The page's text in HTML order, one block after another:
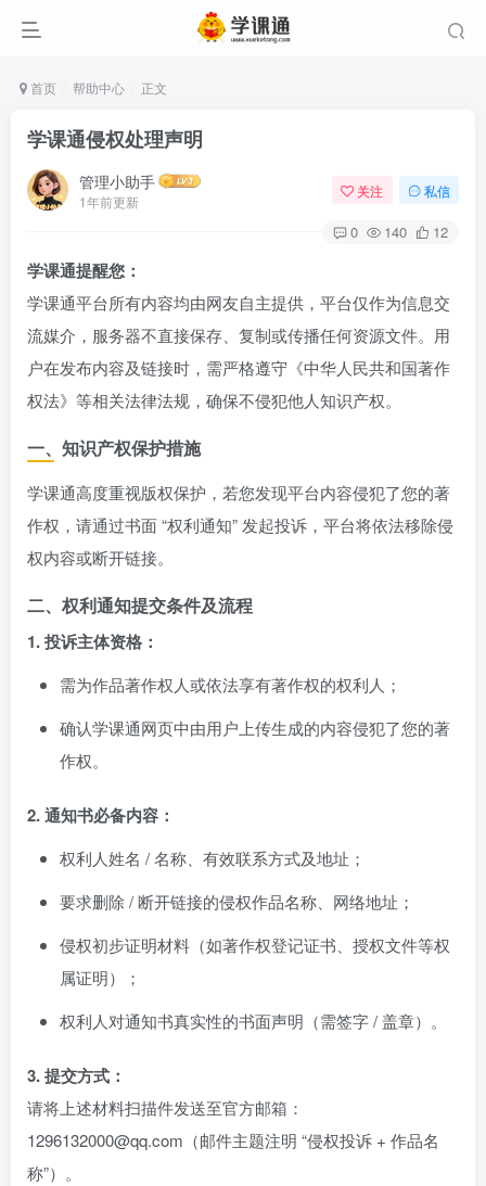
首页 帮助中心 正文
学课通侵权处理声明
管理小助手
1年前更新
关注 私信
0 140 12
学课通提醒您：
学课通平台所有内容均由网友自主提供，平台仅作为信息交
流媒介，服务器不直接保存、复制或传播任何资源文件。用
户在发布内容及链接时，需严格遵守《中华人民共和国著作
权法》等相关法律法规，确保不侵犯他人知识产权。
一、知识产权保护措施
学课通高度重视版权保护，若您发现平台内容侵犯了您的著
作权，请通过书面 “权利通知” 发起投诉，平台将依法移除侵
权内容或断开链接。
二、权利通知提交条件及流程
1. 投诉主体资格：
需为作品著作权人或依法享有著作权的权利人；
确认学课通网页中由用户上传生成的内容侵犯了您的著
作权。
2. 通知书必备内容：
权利人姓名 / 名称、有效联系方式及地址；
要求删除 / 断开链接的侵权作品名称、网络地址；
侵权初步证明材料（如著作权登记证书、授权文件等权
属证明）；
权利人对通知书真实性的书面声明（需签字 / 盖章）。
3. 提交方式：
请将上述材料扫描件发送至官方邮箱：
1296132000@qq.com（邮件主题注明 “侵权投诉 + 作品名
称”）。